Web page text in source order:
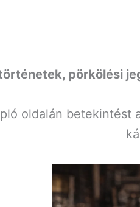
pörkölési
oldalán